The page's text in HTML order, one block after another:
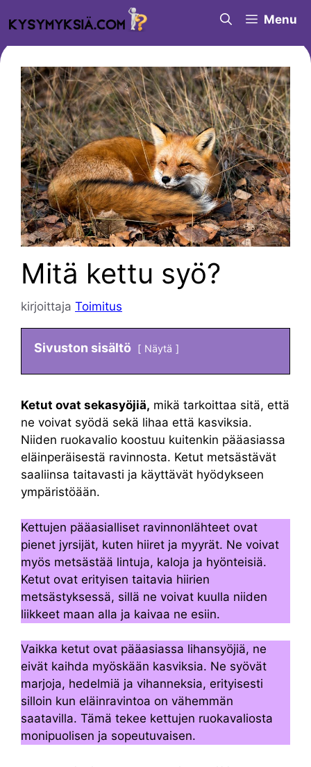
sisältöön
Menu
Mitä kettu syö?
kirjoittaja Toimitus
Sivuston sisältö Näytä
Ketut ovat sekasyöjiä, mikä tarkoittaa sitä, että
ne voivat syödä sekä lihaa että kasviksia.
Niiden ruokavalio koostuu kuitenkin pääasiassa
eläinperäisestä ravinnosta. Ketut metsästävät
saaliinsa taitavasti ja käyttävät hyödykseen
ympäristöään.
Kettujen pääasialliset ravinnonlähteet ovat
pienet jyrsijät, kuten hiiret ja myyrät. Ne voivat
myös metsästää lintuja, kaloja ja hyönteisiä.
Ketut ovat erityisen taitavia hiirien
metsästyksessä, sillä ne voivat kuulla niiden
liikkeet maan alla ja kaivaa ne esiin.
Vaikka ketut ovat pääasiassa lihansyöjiä, ne
eivät kaihda myöskään kasviksia. Ne syövät
marjoja, hedelmiä ja vihanneksia, erityisesti
silloin kun eläinravintoa on vähemmän
saatavilla. Tämä tekee kettujen ruokavaliosta
monipuolisen ja sopeutuvaisen.